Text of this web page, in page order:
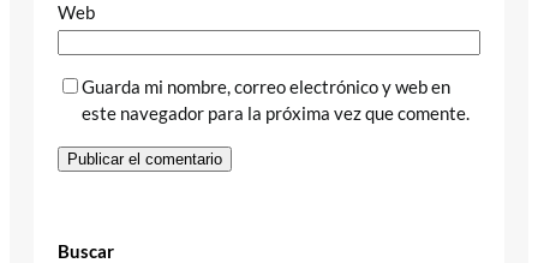
Web
Guarda mi nombre, correo electrónico y web en
este navegador para la próxima vez que comente.
Buscar